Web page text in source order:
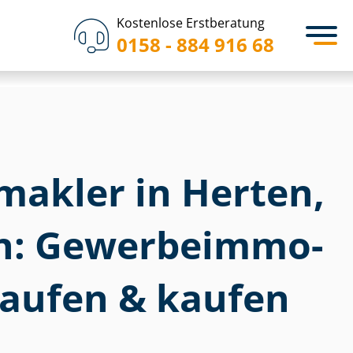
Kostenlose Erstberatung
0158 - 884 916 68
in Herten,
Ge­wer­be­im­mo­
& kaufen